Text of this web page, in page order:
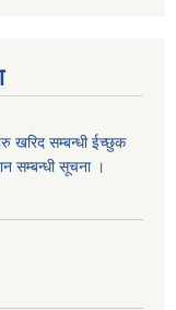
खरिद सम्बन्धी ईच्छुक
सम्बन्धी सूचना ।